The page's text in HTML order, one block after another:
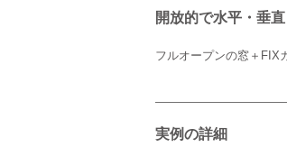
開放的で水平・垂
フルオープンの窓＋FIX
実例の詳細